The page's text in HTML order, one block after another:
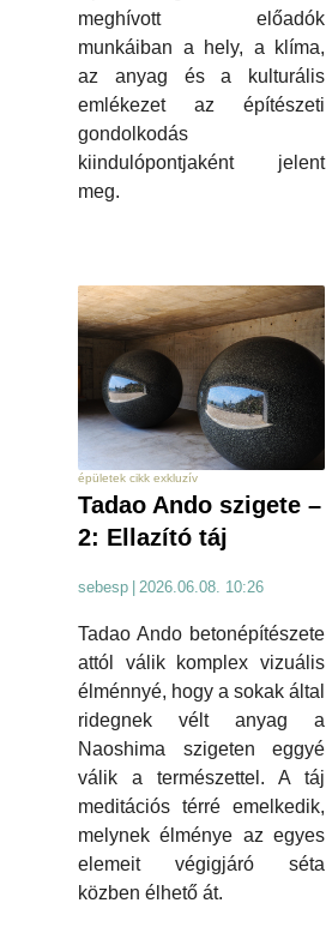
meghívott előadók
munkáiban a hely, a klíma,
az anyag és a kulturális
emlékezet az építészeti
gondolkodás
kiindulópontjaként jelent
meg.
épületek cikk exkluzív
Tadao Ando szigete –
2: Ellazító táj
sebesp 2026.06.08. 10:26
Tadao Ando betonépítészete
attól válik komplex vizuális
élménnyé, hogy a sokak által
ridegnek vélt anyag a
Naoshima szigeten eggyé
válik a természettel. A táj
meditációs térré emelkedik,
melynek élménye az egyes
elemeit végigjáró séta
közben élhető át.